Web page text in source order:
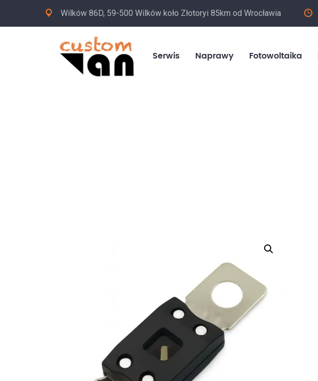
Wilków 86D, 59-500 Wilków koło Złotoryi 85km od Wrocławia
Serwis Naprawy Fotowoltaika